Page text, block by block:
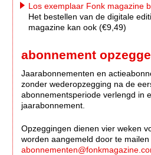
Los exemplaar Fonk magazine
Het bestellen van de digitale
magazine kan ook (€9,49)
abonnement
Jaarabonnementen en
zonder wederopzegging na de
abonnementsperiode verlengd in
jaarabonnement.
Opzeggingen dienen vier weken
worden aangemeld door te